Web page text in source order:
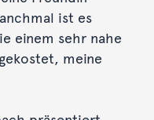
ist es
einem sehr nahe
meine